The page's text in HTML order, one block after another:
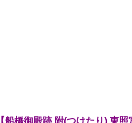
【船橋御殿跡 附(つけたり) 東照